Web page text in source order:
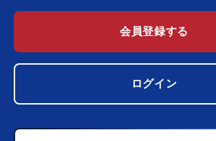
会員登録する
ログイン